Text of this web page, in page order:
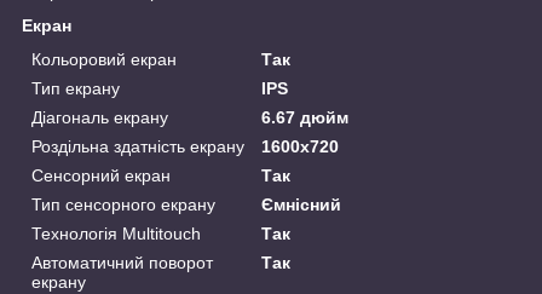
Екран
Кольоровий екран
Так
Тип екрану
IPS
Діагональ екрану
6.67 дюйм
Роздільна здатність екрану
1600x720
Сенсорний екран
Так
Тип сенсорного екрану
Ємнісний
Технологія Multitouch
Так
Автоматичний поворот
екрану
Так